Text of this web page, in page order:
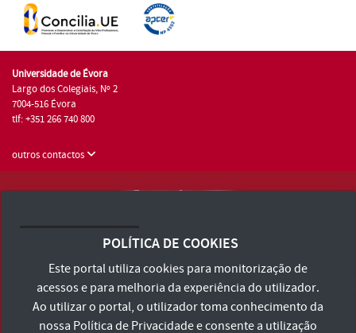
Universidade de Évora
Largo dos Colegiais, Nº 2
7004-516 Évora
tlf: +351 266 740 800
outros contactos
Consulte os Termos e Condições e Política de Privacidade
Declaração de Acessibilidade
POLÍTICA DE COOKIES
Este portal utiliza cookies para monitorização de
acessos e para melhoria da experiência do utilizador.
Ao utilizar o portal, o utilizador toma conhecimento da
nossa Política de Privacidadee consente a utilização